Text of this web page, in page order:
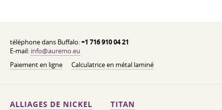
téléphone dans Buffalo:+1 716 910 04 21
E-mail: info@auremo.eu
Paiement en ligne
Calculatrice en métal laminé
ALLIAGES DE NICKEL TITAN